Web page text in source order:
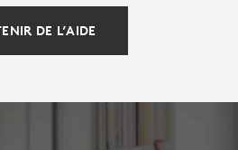
DE L’AIDE